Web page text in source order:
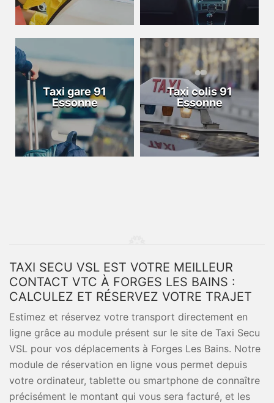
Taxi gare 91
Essonne
Taxi colis 91
Essonne
TAXI SECU VSL EST VOTRE MEILLEUR
CONTACT VTC À FORGES LES BAINS :
CALCULEZ ET RÉSERVEZ VOTRE TRAJET
Estimez et réservez votre transport directement en
ligne grâce au module présent sur le site de Taxi Secu
VSL pour vos déplacements à Forges Les Bains. Notre
module de réservation en ligne vous permet depuis
votre ordinateur, tablette ou smartphone de connaître
précisément le montant qui vous sera facturé, et les